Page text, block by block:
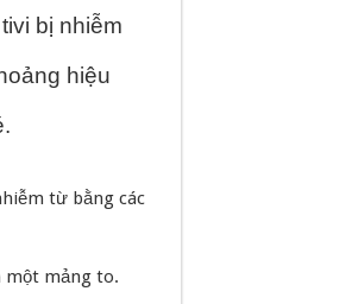
bị nhiễm
hiệu
từ bằng các
một mảng to.